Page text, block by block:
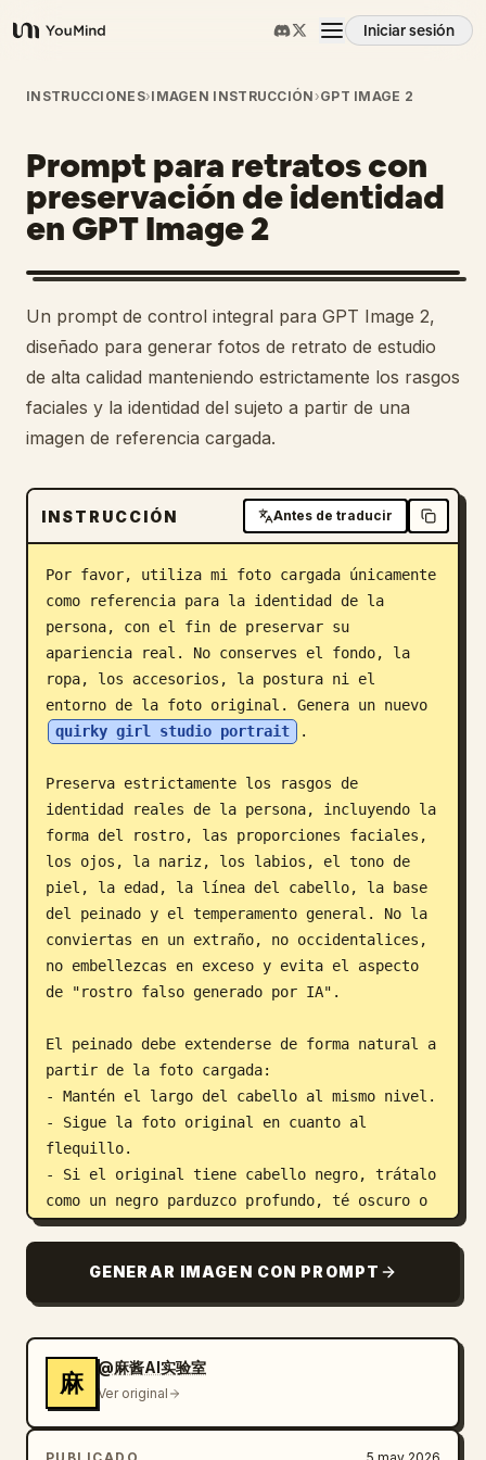
YouMind
Iniciar sesión
Resumen
Casos de uso
Habilidades
Prompts
Precios
Descargar
Blog
Actualizaciones
INSTRUCCIONES›IMAGEN INSTRUCCIÓN ›GPT IMAGE 2
Prompt para retratos con
preservación de identidad
en GPT Image 2
Un prompt de control integral para GPT Image 2,
diseñado para generar fotos de retrato de estudio
de alta calidad manteniendo estrictamente los rasgos
faciales y la identidad del sujeto a partir de una
imagen de referencia cargada.
INSTRUCCIÓN Antes de traducir
Por favor, utiliza mi foto cargada únicamente
como referencia para la identidad de la
persona, con el fin de preservar su
apariencia real. No conserves el fondo, la
ropa, los accesorios, la postura ni el
entorno de la foto original. Genera un nuevo
quirky girl studio portrait
.
Preserva estrictamente los rasgos de
identidad reales de la persona, incluyendo la
forma del rostro, las proporciones faciales,
los ojos, la nariz, los labios, el tono de
piel, la edad, la línea del cabello, la base
del peinado y el temperamento general. No la
conviertas en un extraño, no occidentalices,
no embellezcas en exceso y evita el aspecto
de "rostro falso generado por IA".
El peinado debe extenderse de forma natural a
partir de la foto cargada:
- Mantén el largo del cabello al mismo nivel.
- Sigue la foto original en cuanto al
flequillo.
- Si el original tiene cabello negro, trátalo
como un negro parduzco profundo, té oscuro o
café profundo natural; evita el negro plano.
estudio, no cambies drásticamente el peinado.
Korean quirky girl makeup
Piel clara y cremosa, cejas naturales y
planas, maquillaje de ojos en tonos rosa-
marrón claro o melocotón, aegyo-sal
GENERAR IMAGEN CON PROMPT
麻
@麻酱AI实验室
Ver original